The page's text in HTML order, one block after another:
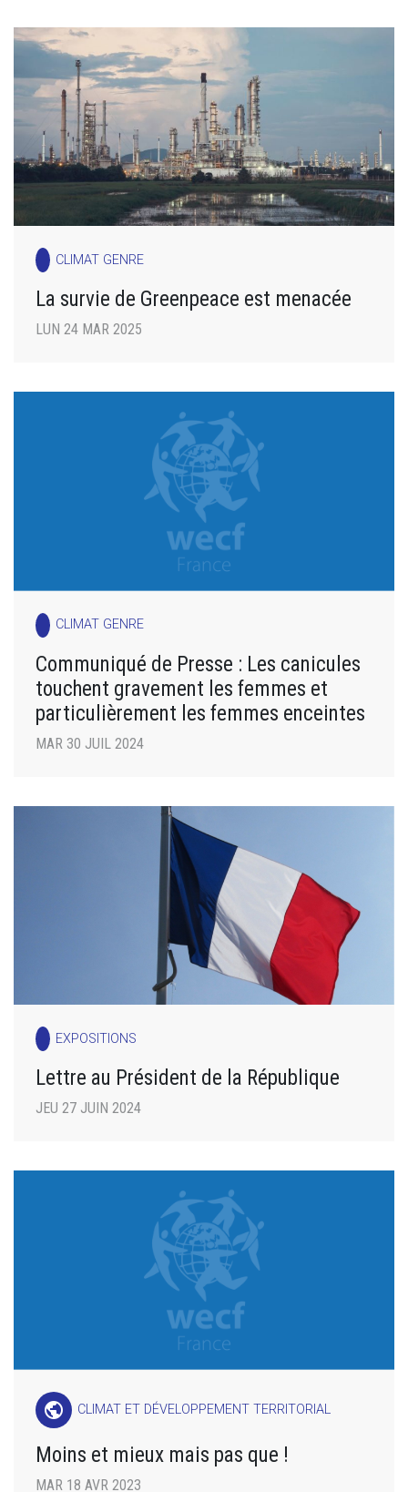
CLIMAT GENRE
La survie de Greenpeace est menacée
LUN 24 MAR 2025
CLIMAT GENRE
Communiqué de Presse : Les canicules
touchent gravement les femmes et
particulièrement les femmes enceintes
MAR 30 JUIL 2024
EXPOSITIONS
Lettre au Président de la République
JEU 27 JUIN 2024
public CLIMAT ET DÉVELOPPEMENT TERRITORIAL
Moins et mieux mais pas que !
MAR 18 AVR 2023